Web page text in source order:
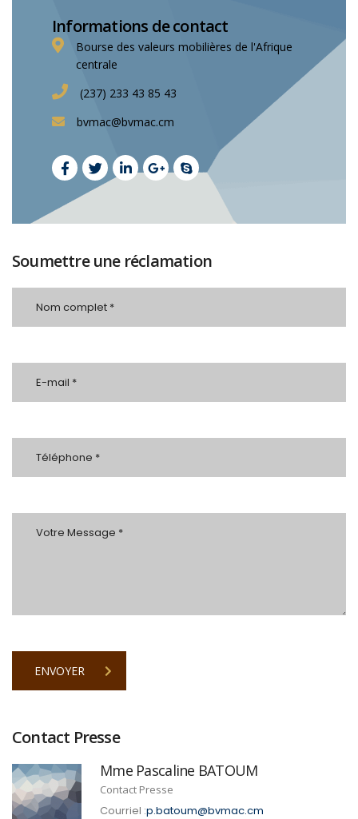
Informations de contact
Bourse des valeurs mobilières de l'Afrique
centrale
(237) 233 43 85 43
bvmac@bvmac.cm
Soumettre une réclamation
ENVOYER
Contact Presse
Mme Pascaline BATOUM
Contact Presse
Courriel :p.batoum@bvmac.cm